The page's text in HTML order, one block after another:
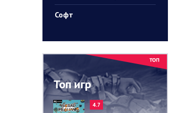
Софт
Топ игр
4.7